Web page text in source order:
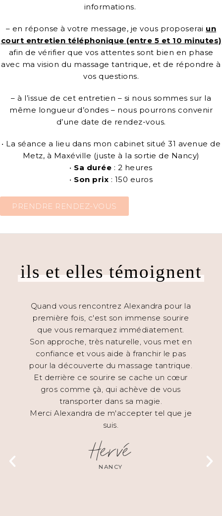
informations.
– en réponse à votre message, je vous proposerai un
court entretien téléphonique (entre 5 et 10 minutes)
afin de vérifier que vos attentes sont bien en phase
avec ma vision du massage tantrique, et de répondre à
vos questions.
– à l’issue de cet entretien – si nous sommes sur la
même longueur d’ondes – nous pourrons convenir
d’une date de rendez-vous.
• La séance a lieu dans mon cabinet situé 31 avenue de
Metz, à Maxéville (juste à la sortie de Nancy)
• Sa durée : 2 heures
• Son prix : 150 euros
PRENDRE RENDEZ-VOUS
ils et elles témoignent
Quand vous rencontrez Alexandra pour la
première fois, c'est son immense sourire
que vous remarquez immédiatement.
Son approche, très naturelle, vous met en
confiance et vous aide à franchir le pas
pour la découverte du massage tantrique.
Et derrière ce sourire se cache un cœur
gros comme çà, qui achève de vous
transporter dans sa magie.
Merci Alexandra de m'accepter tel que je
suis.
Hervé
NANCY